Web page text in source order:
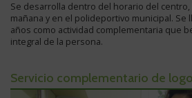
Se desarrolla dentro del horario del
mañana y en el polideportivo municipal. Se
años como actividad complementaria que
integral de la persona.
Servicio complementario de